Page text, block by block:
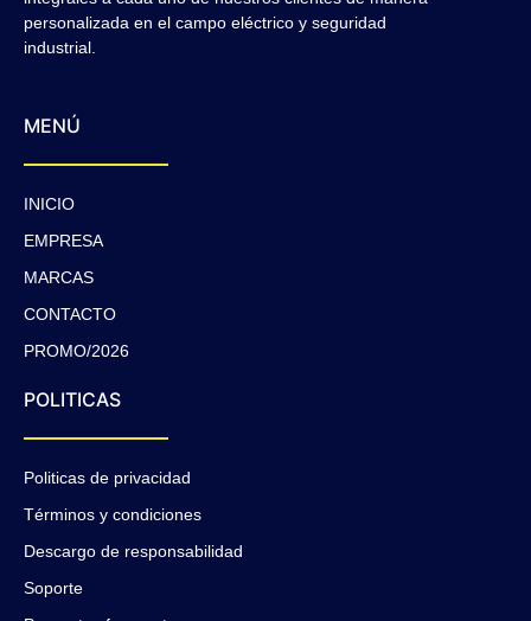
personalizada en el campo eléctrico y seguridad
industrial.
MENÚ
INICIO
EMPRESA
MARCAS
CONTACTO
PROMO/2026
POLITICAS
Politicas de privacidad
Términos y condiciones
Descargo de responsabilidad
Soporte